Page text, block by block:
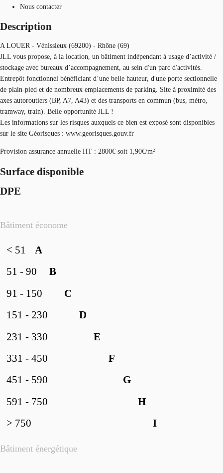
Nous contacter
Description
A LOUER - Vénissieux (69200) - Rhône (69)
JLL vous propose, à la location, un bâtiment indépendant à usage d’activité /
stockage avec bureaux d’accompagnement, au sein d'un parc d'activités.
Entrepôt fonctionnel bénéficiant d’une belle hauteur, d'une porte sectionnelle
de plain-pied et de nombreux emplacements de parking. Site à proximité des
axes autoroutiers (BP, A7, A43) et des transports en commun (bus, métro,
tramway, train). Belle opportunité JLL !
Les informations sur les risques auxquels ce bien est exposé sont disponibles
sur le site Géorisques : www.georisques.gouv.fr
Provision assurance annuelle HT : 2800€ soit 1,90€/m²
Surface disponible
DPE
Bâtiment économe
Bâtiment énergétique
A
< 51
B
51 - 90
C
91 - 150
D
151 - 230
E
231 - 330
F
331 - 450
G
451 - 590
H
591 - 750
I
> 750